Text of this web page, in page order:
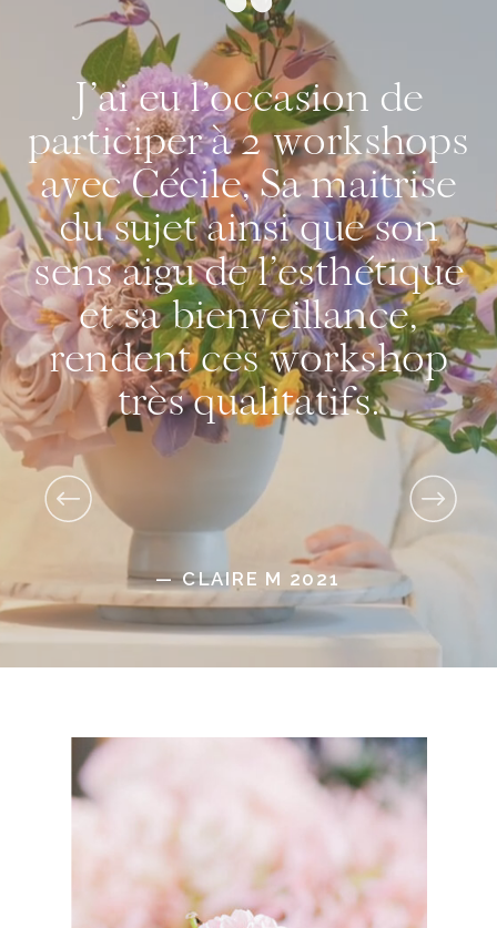
J’ai eu l’occasion de
participer à 2 workshops
avec Cécile, Sa maitrise
du sujet ainsi que son
sens aigu de l’esthétique
et sa bienveillance,
rendent ces workshop
très qualitatifs.
— CLAIRE M 2021